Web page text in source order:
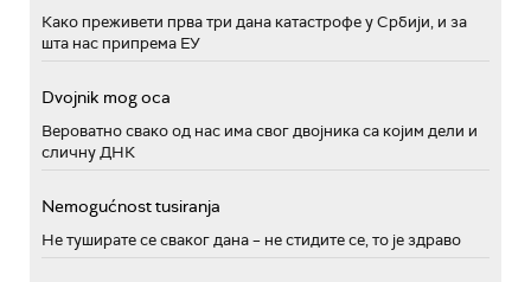
Како преживети прва три дана катастрофе у Србији, и за
шта нас припрема ЕУ
Dvojnik mog oca
Вероватно свако од нас има свог двојника са којим дели и
сличну ДНК
Nemogućnost tusiranja
Не туширате се сваког дана – не стидите се, то је здраво